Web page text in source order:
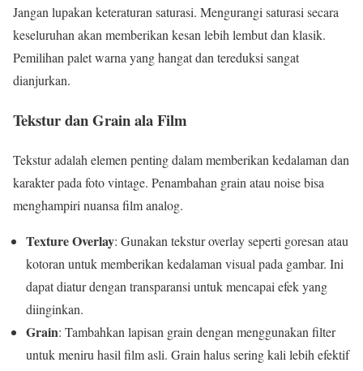
Jangan lupakan keteraturan saturasi. Mengurangi saturasi secara
keseluruhan akan memberikan kesan lebih lembut dan klasik.
Pemilihan palet warna yang hangat dan tereduksi sangat
dianjurkan.
Tekstur dan Grain ala Film
Tekstur adalah elemen penting dalam memberikan kedalaman dan
karakter pada foto vintage. Penambahan grain atau noise bisa
menghampiri nuansa film analog.
Texture Overlay: Gunakan tekstur overlay seperti goresan atau
kotoran untuk memberikan kedalaman visual pada gambar. Ini
dapat diatur dengan transparansi untuk mencapai efek yang
diinginkan.
Grain: Tambahkan lapisan grain dengan menggunakan filter
untuk meniru hasil film asli. Grain halus sering kali lebih efektif